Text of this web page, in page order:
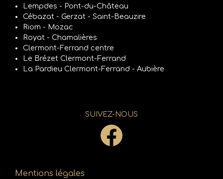
Lempdes - Pont-du-Château
Cébazat - Gerzat - Saint-Beauzire
Riom - Mozac
Royat - Chamalières
Clermont-Ferrand centre
Le Brézet Clermont-Ferrand
La Pardieu Clermont-Ferrand - Aubière
SUIVEZ-NOUS
Mentions légales